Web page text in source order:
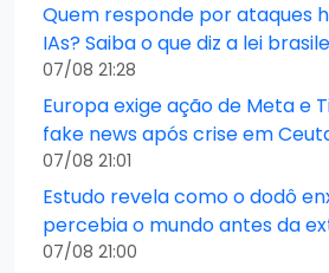
Quem responde por ataques
IAs? Saiba o que diz a lei
07/08 21:28
Europa exige ação de Meta e
fake news após crise em
07/08 21:01
Estudo revela como o dodô
percebia o mundo antes da
07/08 21:00